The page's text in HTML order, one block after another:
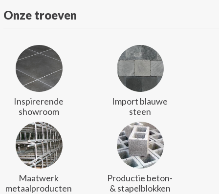
Onze troeven
Inspirerende
showroom
Import blauwe
steen
Maatwerk
metaalproducten
Productie beton-
& stapelblokken